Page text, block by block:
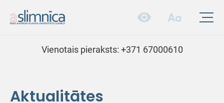
Vienotais pieraksts: +371 67000610
Aktualitātes